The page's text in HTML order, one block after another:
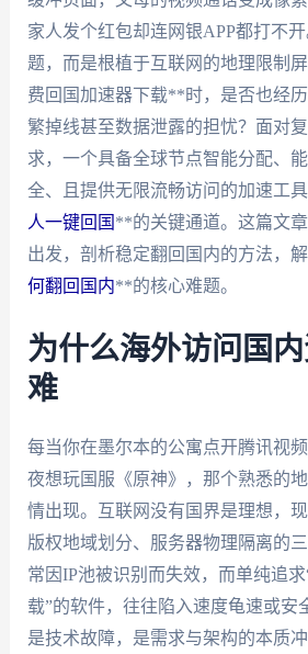
家人发个红包却连网银APP都打不
题，而是根植于互联网的地理限制
费回国加速器下载**时，是否也经
繁掉线甚至数据泄露的担忧？面对
求，一个具备全球节点智能分配、
全、且提供无限流畅访问的加速工
人一键回国 **的关键通道。这篇文
出发，剖析稳定翻回国内的方法，
何翻回国内**的核心难题。
为什么海外访问国
难
每当你在墨尔本的公寓点开腾讯视
夜想玩国服《原神》，那个熟悉的
情出现。互联网没有国界是理想，现
版权地域划分、服务器物理隔离的
常因IP池被识别而失效，而单纯追
载”的软件，往往陷入速度龟速或安
是技术故障，是需求与架构的本质冲